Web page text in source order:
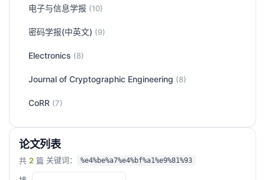
电子与信息学报 (10)
密码学报(中英文) (9)
Electronics (8)
Journal of Cryptographic Engineering (8)
CoRR (7)
论文列表
共 2 篇·关键词： %e4%be%a7%e4%bf%a1%e9%81%93